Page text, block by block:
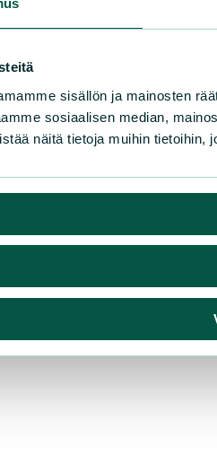
sisällön ja mainosten
sosiaalisen median,
näitä tietoja muihin tietoihin,